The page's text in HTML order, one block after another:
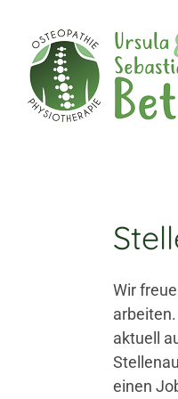
Wir
aktuell
einen